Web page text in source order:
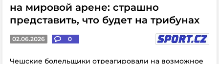
на мировой арене: страшно
представить, что будет на трибунах
02.06.2026 0
Чешские болельщики отреагировали на возможное